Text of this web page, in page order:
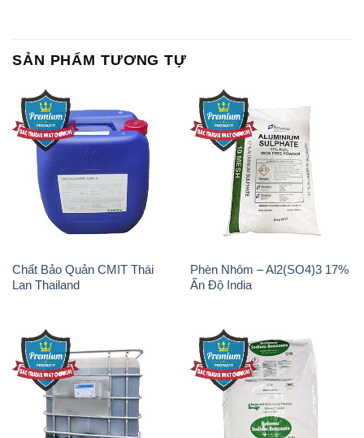
SẢN PHẨM TƯƠNG TỰ
Chất Bảo Quản CMIT Thái
Lan Thailand
Phèn Nhôm – Al2(SO4)3 17%
Ấn Độ India